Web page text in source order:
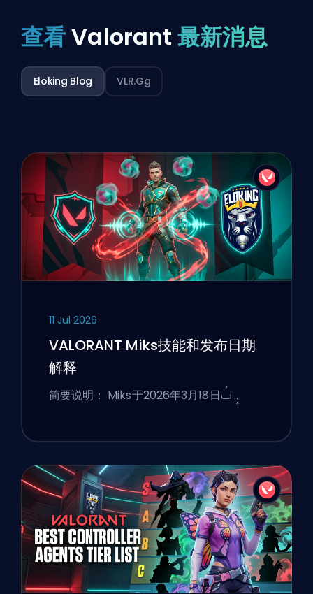
查看Valorant 最新消息
Eloking Blog VLR.gg
11 Jul 2026
VALORANT Miks技能和发布日期
解释
简要说明： Miks于2026年3月18日ࢷ…